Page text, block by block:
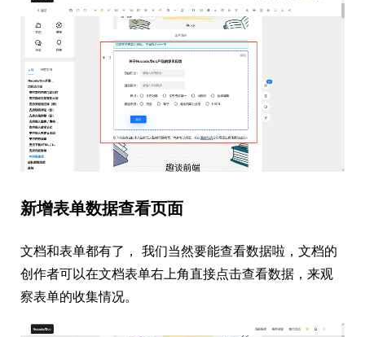
新增表单数据查看页面
文档和表单都有了， 我们当然要能查看数据啦，文档的
创作者可以在文档表单右上角直接点击查看数据，来观
察表单的收集情况。